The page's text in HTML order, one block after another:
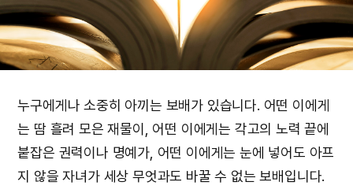
누구에게나 소중히 아끼는 보배가 있습니다. 어떤 이에게
는 땀 흘려 모은 재물이, 어떤 이에게는 각고의 노력 끝에
붙잡은 권력이나 명예가, 어떤 이에게는 눈에 넣어도 아프
지 않을 자녀가 세상 무엇과도 바꿀 수 없는 보배입니다.